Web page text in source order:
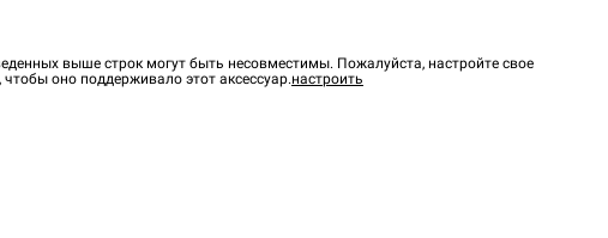
выше строк могут быть несовместимы. Пожалуйста, настройте свое
оно поддерживало этот аксессуар.настроить